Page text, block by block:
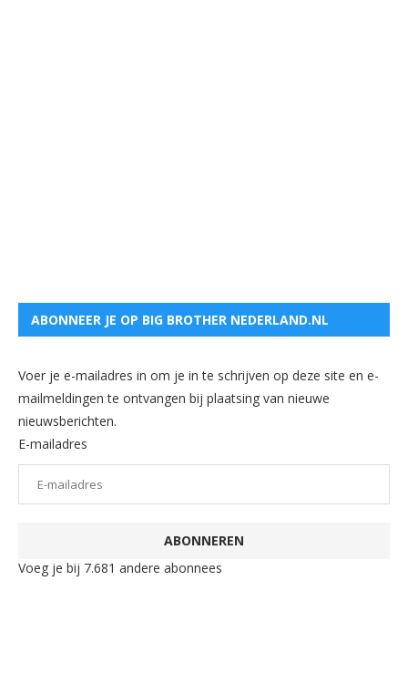
ABONNEER JE OP BIG BROTHER NEDERLAND.NL
Voer je e-mailadres in om je in te schrijven op deze site en e-
mailmeldingen te ontvangen bij plaatsing van nieuwe
nieuwsberichten.
E-mailadres
ABONNEREN
Voeg je bij 7.681 andere abonnees